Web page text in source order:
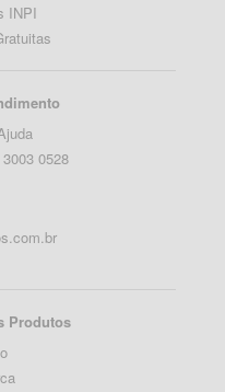
INPI
0528
Produtos